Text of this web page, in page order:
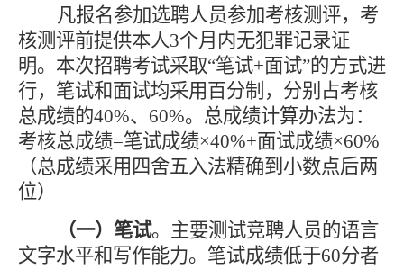
凡报名参加选聘人员参加考核测评，考
核测评前提供本人3个月内无犯罪记录证
明。 本次招聘考试采取“笔试+面试”的方式进
行，笔试和面试均采用百分制，分别占考核
总成绩的40%、60%。总成绩计算办法为：
考核总成绩=笔试成绩×40%+面试成绩×60%
（总成绩采用四舍五入法精确到小数点后两
位）
（一） 笔试。 主要测试竞聘人员的语言
文字水平和写作能力。笔试成绩低于60分者